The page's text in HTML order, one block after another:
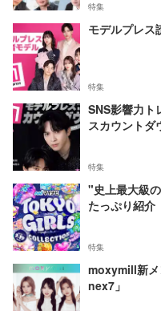
特集
モデルプレス
特集
SNS影響力ト
スカウントダ
特集
"史上最大級
たっぷり紹介
特集
moxymill新
nex7」